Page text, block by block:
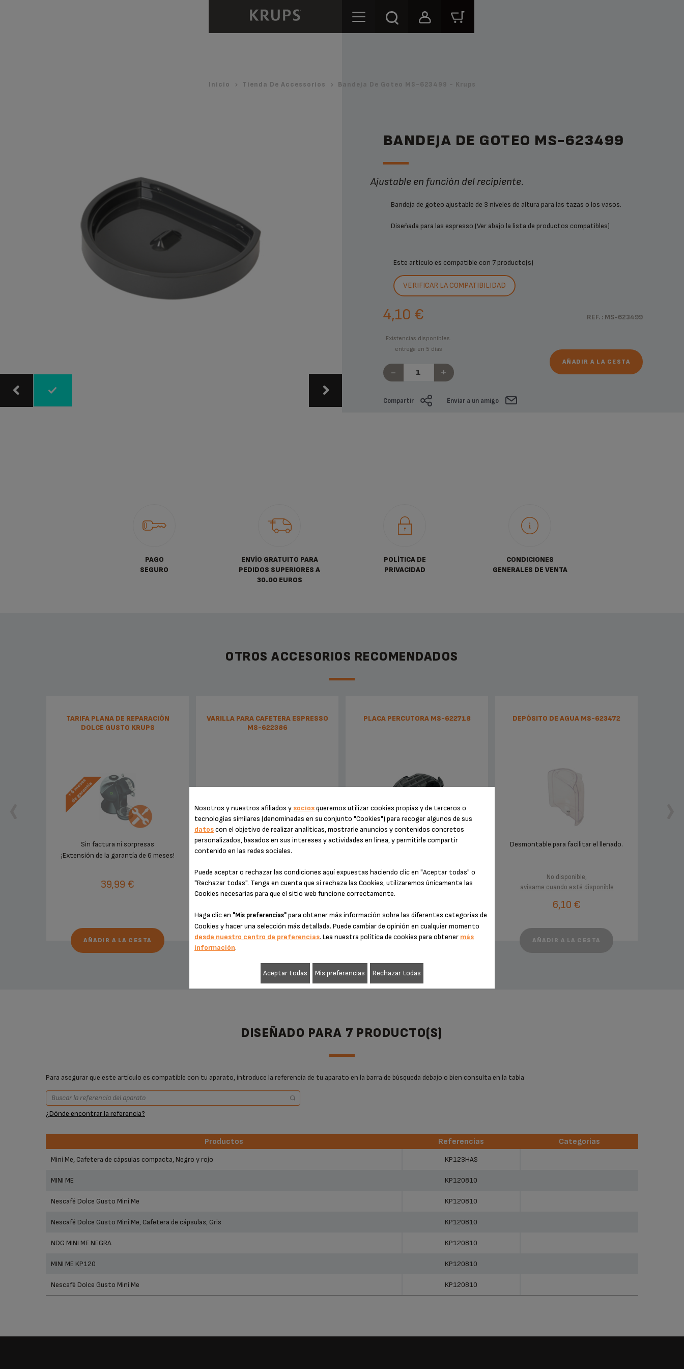
Inicio Tienda De Accessorios Bandeja De Goteo MS-623499 - Krups
BANDEJA DE GOTEO MS-623499
Ajustable en función del recipiente.
Bandeja de goteo ajustable de 3 niveles de altura para las tazas o los vasos.
Diseñada para las espresso (Ver abajo la lista de productos compatibles)
Este artículo es compatible con 7 producto(s)
VERIFICAR LA COMPATIBILIDAD
REF. : MS-623499
4,10 €
Existencias disponibles.
entrega en 5 días
- +
AÑADIR A LA CESTA
Compartir Enviar a un amigo
PAGO
SEGURO
ENVÍO GRATUITO PARA
PEDIDOS SUPERIORES A
30.00 EUROS
POLÍTICA DE
PRIVACIDAD
CONDICIONES
GENERALES DE VENTA
OTROS ACCESORIOS RECOMENDADOS
TARIFA PLANA DE REPARACIÓN
DOLCE GUSTO KRUPS
Sin factura ni sorpresas
¡Extensión de la garantía de 6 meses!
39,99 €
AÑADIR A LA CESTA
VARILLA PARA CAFETERA ESPRESSO
MS-622386
Muy útil.
Existencias disponibles
3,10 €
AÑADIR A LA CESTA
PLACA PERCUTORA MS-622718
Perfora la cápsula
Existencias disponibles
AÑADIR A LA CESTA
DEPÓSITO DE AGUA MS-623472
Desmontable para facilitar el llenado.
No disponible,
avísame cuando esté disponible
6,10 €
AÑADIR A LA CESTA
DISEÑADO PARA 7 PRODUCTO(S)
Para asegurar que este artículo es compatible con tu aparato, introduce la referencia de tu aparato en la barra de búsqueda debajo o bien consulta en la tabla
¿Dónde encontrar la referencia?
Productos Referencias
Categorias
Productos
Mini Me, Cafetera de cápsulas compacta, Negro y rojo KP123HAS
MINI ME KP120810
Nescafé Dolce Gusto Mini Me KP120810
Nescafé Dolce Gusto Mini Me, Cafetera de cápsulas, Gris KP120810
NDG MINI ME NEGRA KP120810
MINI ME KP120 KP120810
Nescafé Dolce Gusto Mini Me KP120810
Nosotros y nuestros afiliados y sociosqueremos utilizar cookies propias y de terceros o
tecnologías similares (denominadas en su conjunto "Cookies") para recoger algunos de sus
datoscon el objetivo de realizar analíticas, mostrarle anuncios y contenidos concretos
personalizados, basados en sus intereses y actividades en línea, y permitirle compartir
contenido en las redes sociales.
Puede aceptar o rechazar las condiciones aquí expuestas haciendo clic en "Aceptar todas" o
"Rechazar todas". Tenga en cuenta que si rechaza las Cookies, utilizaremos únicamente las
Cookies necesarias para que el sitio web funcione correctamente.
Haga clic en "Mis preferencias"para obtener más información sobre las diferentes categorías de
Cookies y hacer una selección más detallada. Puede cambiar de opinión en cualquier momento
desde nuestro centro de preferencias. Lea nuestra política de cookies para obtener más
información.
Aceptar todas Mis preferencias Rechazar todas